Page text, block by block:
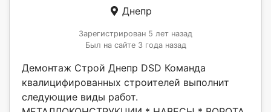
Днепр
Зарегистрирован 5 лет назад
Был на сайте 3 года назад
Демонтаж Строй Днепр DSD Команда
квалицифированных строителей выполнит
следующие виды работ.